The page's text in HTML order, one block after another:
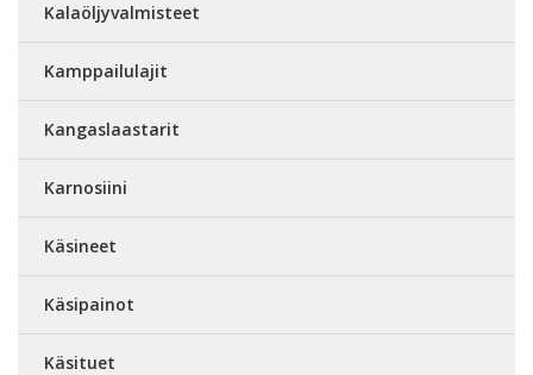
Kalaöljyvalmisteet
Kamppailulajit
Kangaslaastarit
Karnosiini
Käsineet
Käsipainot
Käsituet